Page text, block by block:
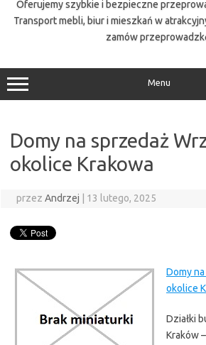
Oferujemy szybkie i bezpieczne
Transport mebli, biur i mieszkań w
zamów
Menu
Domy na sprzedaż
okolice Krakowa
przez Andrzej 13 lutego, 2025
Domy
okolice
Działki
Kraków